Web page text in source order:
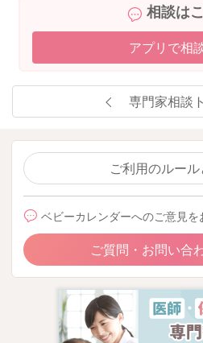
相談は
アプリで相
専門家相談
ご利用のルー
ベビーカレンダーへのご意見を
ご質問・お問い合